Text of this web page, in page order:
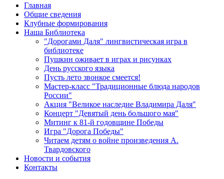
Главная
Общие сведения
Клубные формирования
Наша Библиотека
"Дорогами Даля" лингвистическая игра в
библиотеке
Пушкин оживает в играх и рисунках
День русского языка
Пусть лето звонкое смеется!
Мастер-класс "Традиционные блюда народов
России"
Акция "Великое наследие Владимира Даля"
Концерт "Девятый день большого мая"
Митинг к 81-й годовщине Победы
Игра "Дорога Победы"
Читаем детям о войне произведения А.
Твардовского
Новости и события
Контакты